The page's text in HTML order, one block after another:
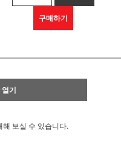
구매하기
기
보실 수 있습니다.